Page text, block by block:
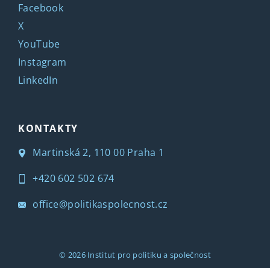
Facebook
X
YouTube
Instagram
LinkedIn
KONTAKTY
Martinská 2, 110 00 Praha 1
+420 602 502 674
office@politikaspolecnost.cz
© 2026 Institut pro politiku a společnost